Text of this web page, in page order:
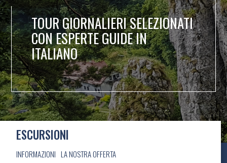
TOUR GIORNALIERI SELEZIONATI
CON ESPERTE GUIDE IN
ITALIANO
ESCURSIONI
INFORMAZIONI LA NOSTRA OFFERTA